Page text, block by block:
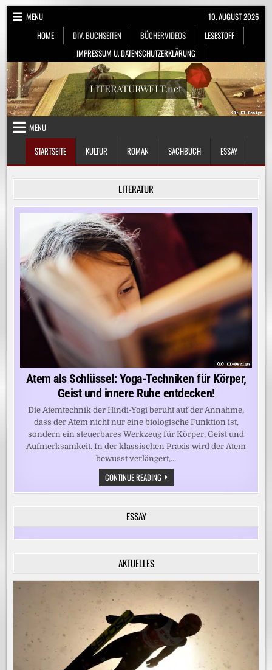
Skip
MENU
HOME
DIV. BUCHSEITEN BÜCHERVIDEOS
LESESTOFF
IMPRESSUM U. DATENSCHUTZERKLÄRUNG
10. AUGUST 2026
LITERATURWELT.net
MENU
STARTSEITE
KULTUR ROMAN SACHBUCH ESSAY
LITERATUR
Atem als Schlüssel: Yoga-Techniken für Körper,
Geist und innere Ruhe entdecken!
Die Atemtechnik der Hindi-Yogi beruht auf der Annahme,
dass der Atem nicht nur eine biologische Funktion ist,
sondern ein steuerbares Werkzeug für Körper, Geist und
Aufmerksamkeit. In der klassischen Praxis wird der Atem
bewusst verlängert,...
CONTINUE READINGATEM
ALS
SCHLÜSSEL:
TECHNIKEN
KÖRPER,
UND
RUHE
ESSAY
AKTUELLES